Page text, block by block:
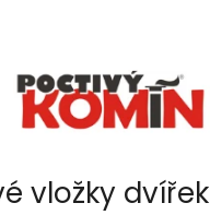
vložky dvířek